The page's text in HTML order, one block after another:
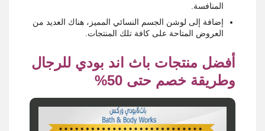
المنافسة.
إضافة إلى لوشن الجسم النسائي المميز، هناك العديد من
العروض المتاحة على كافة تلك المنتجات.
أفضل منتجات باث اند بودي للرجال
وطريقة خصم حتى 50%